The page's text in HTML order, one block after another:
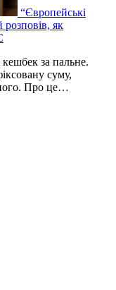
“Європейські
як
за пальне.
суму,
Про це…